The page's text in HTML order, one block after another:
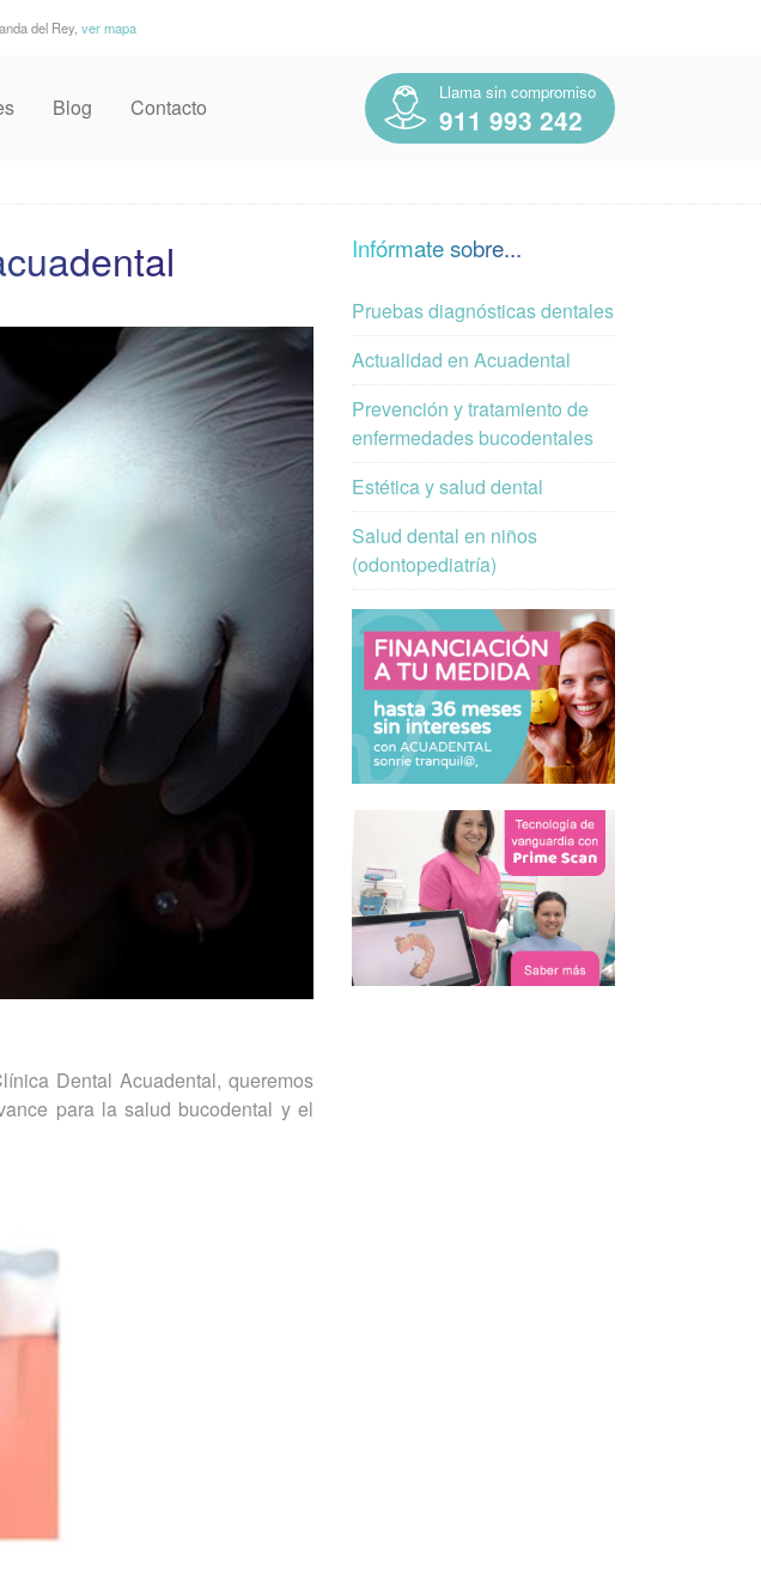
del Rey, ver mapa
Blog Contacto
Llama sin compromiso
911 993 242
Dental Acuadental, queremos
para la salud bucodental y el
Infórmate sobre...
Pruebas diagnósticas dentales
Actualidad en Acuadental
Prevención y tratamiento de
enfermedades bucodentales
Estética y salud dental
Salud dental en niños
(odontopediatría)